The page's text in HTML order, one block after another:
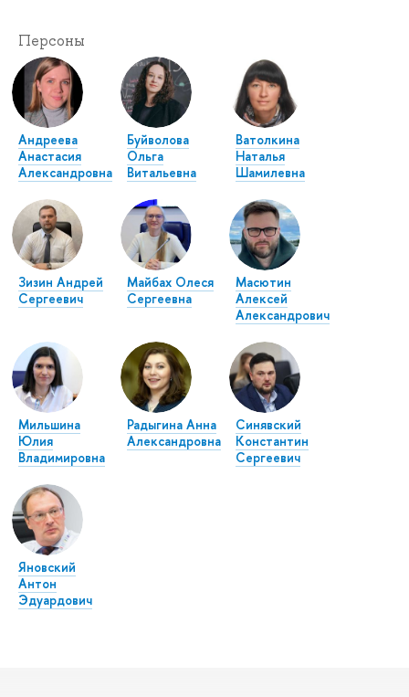
Персоны
Андреева
Анастасия
Александровна
Буйволова
Ольга
Витальевна
Ватолкина
Наталья
Шамилевна
Зизин Андрей
Сергеевич
Майбах Олеся
Сергеевна
Масютин
Алексей
Александрович
Мильшина
Юлия
Владимировна
Радыгина Анна
Александровна
Синявский
Константин
Сергеевич
Яновский
Антон
Эдуардович